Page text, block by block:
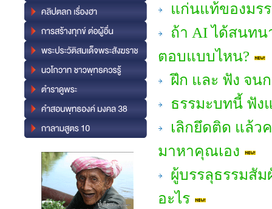
แก่นแท้ของมร
ถ้า AI ได้สนท
ตอบแบบไหน?
ฝึก และ ฟัง จน
ธรรมะบทนี้ ฟัง
เลิกยึดติด แล้ว
มาหาคุณเอง
ผู้บรรลุธรรมสัม
อะไร